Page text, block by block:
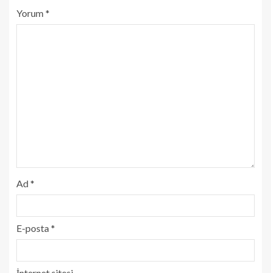
Yorum*
Ad*
E-posta*